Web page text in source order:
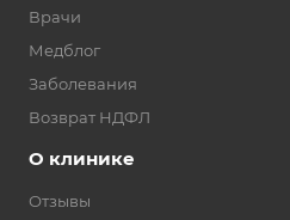
Врачи
Медблог
Заболевания
Возврат НДФЛ
О клинике
Отзывы